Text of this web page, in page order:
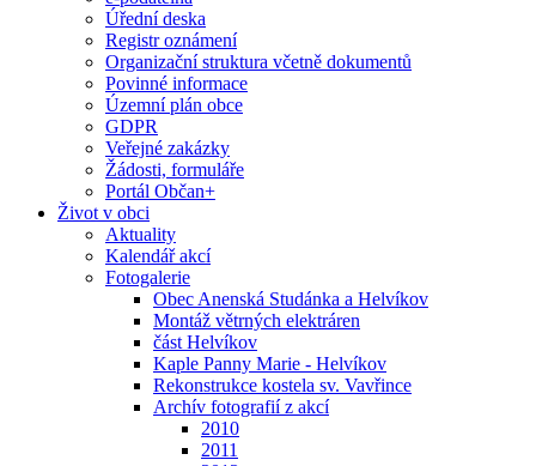
Úřední deska
Registr oznámení
Organizační struktura včetně dokumentů
Povinné informace
Územní plán obce
GDPR
Veřejné zakázky
Žádosti, formuláře
Portál Občan+
Život v obci
Aktuality
Kalendář akcí
Fotogalerie
Obec Anenská Studánka a Helvíkov
Montáž větrných elektráren
část Helvíkov
Kaple Panny Marie - Helvíkov
Rekonstrukce kostela sv. Vavřince
Archív fotografií z akcí
2010
2011